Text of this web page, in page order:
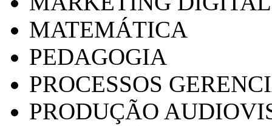
MATEMÁTICA
PEDAGOGIA
PROCESSOS
PRODUÇÃO